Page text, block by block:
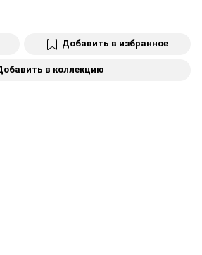
Добавить в избранное
в коллекцию